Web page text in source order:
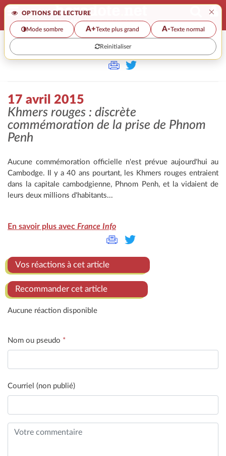
OPTIONS DE LECTURE ×
Mode sombre A+Texte plus grand A-Texte normal
Reinitialiser
>>
17 avril 2015
Khmers rouges : discrète
commémoration de la prise de Phnom
Penh
Aucune commémoration officielle n'est prévue aujourd'hui au
Cambodge. Il y a 40 ans pourtant, les Khmers rouges entraient
dans la capitale cambodgienne, Phnom Penh, et la vidaient de
leurs deux millions d'habitants...
En savoir plus avec France Info
Vos réactions à cet article
Recommander cet article
Aucune réaction disponible
Nom ou pseudo *
Courriel (non publié)